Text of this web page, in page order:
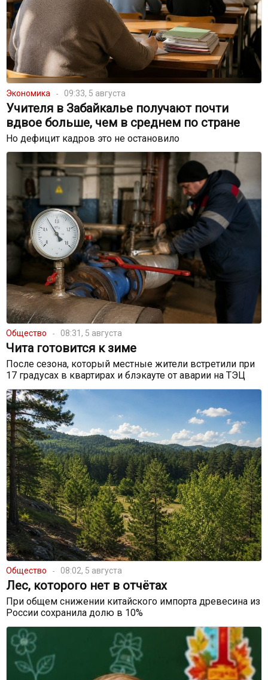
Экономика 09:33, 5 августа
Учителя в Забайкалье получают почти
вдвое больше, чем в среднем по стране
Но дефицит кадров это не остановило
Общество 08:31, 5 августа
Чита готовится к зиме
После сезона, который местные жители встретили при
17 градусах в квартирах и блэкауте от аварии на ТЭЦ
Общество 08:02, 5 августа
Лес, которого нет в отчётах
При общем снижении китайского импорта древесина из
России сохранила долю в 10%